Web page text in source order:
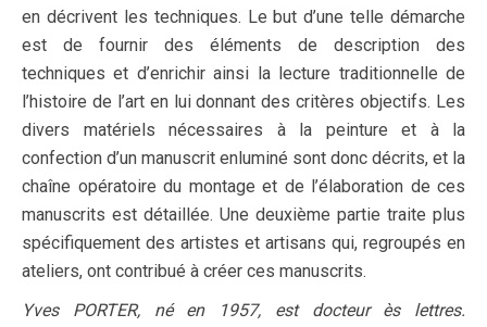
en décrivent les techniques. Le but d’une telle démarche
est de fournir des éléments de description des
techniques et d’enrichir ainsi la lecture traditionnelle de
l’histoire de l’art en lui donnant des critères objectifs. Les
divers matériels nécessaires à la peinture et à la
confection d’un manuscrit enluminé sont donc décrits, et la
chaîne opératoire du montage et de l’élaboration de ces
manuscrits est détaillée. Une deuxième partie traite plus
spécifiquement des artistes et artisans qui, regroupés en
ateliers, ont contribué à créer ces manuscrits.
Yves PORTER, né en 1957, est docteur ès lettres.